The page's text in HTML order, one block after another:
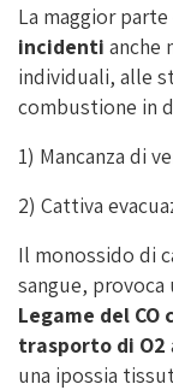
La maggior parte
incidenti anche
individuali, alle
combustione in
1) Mancanza di
2) Cattiva
Il monossido di
sangue, provoca
Legame del CO
trasporto di O2
una ipossia